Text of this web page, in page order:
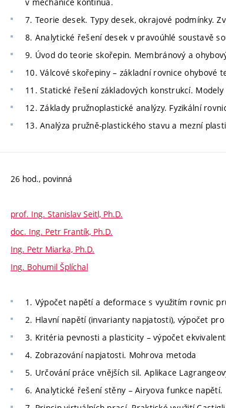
7. Teorie desek. Typy desek, okrajové podmínky.
8. Analytické řešení desek v pravoúhlé soustavě
9. Úvod do teorie skořepin. Membránový a
10. Válcové skořepiny – základní rovnice ohybové
11. Statické řešení základových konstrukcí. Modely
12. Základy pružnoplastické analýzy. Fyzikální
13. Analýza pružně-plastického stavu a mezní
26 hod., povinná
prof. Ing. Stanislav Seitl, Ph.D.
doc. Ing. Petr Frantík, Ph.D.
Ing. Petr Miarka, Ph.D.
Ing. Bohumil Šplíchal
1. Výpočet napětí a deformace s využitím rovnic
2. Hlavní napětí (invarianty napjatosti), výpočet
3. Kritéria pevnosti a plasticity – výpočet
4. Zobrazování napjatosti. Mohrova metoda
5. Určování práce vnějších sil. Aplikace
6. Analytické řešení stěny – Airyova funkce napětí.